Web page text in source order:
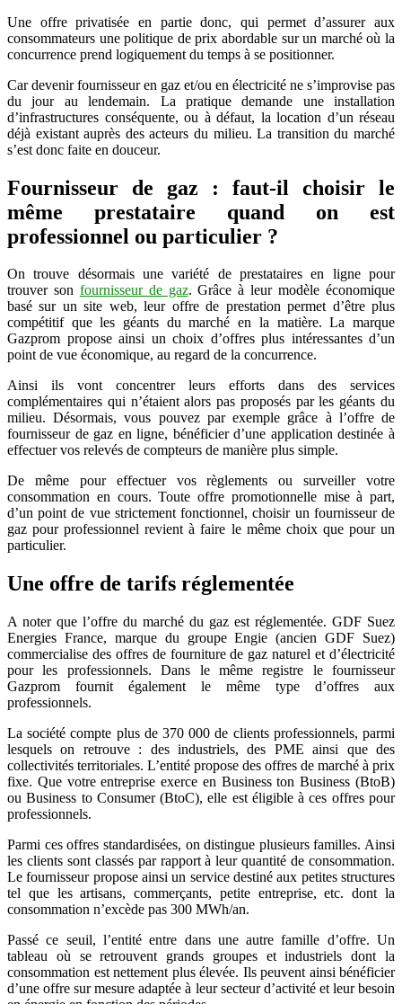
Une offre privatisée en partie donc, qui permet d’assurer aux
consommateurs une politique de prix abordable sur un marché où la
concurrence prend logiquement du temps à se positionner.
Car devenir fournisseur en gaz et/ou en électricité ne s’improvise pas
du jour au lendemain. La pratique demande une installation
d’infrastructures conséquente, ou à défaut, la location d’un réseau
déjà existant auprès des acteurs du milieu. La transition du marché
s’est donc faite en douceur.
Fournisseur de gaz : faut-il choisir le
même prestataire quand on est
professionnel ou particulier ?
On trouve désormais une variété de prestataires en ligne pour
trouver son fournisseur de gaz. Grâce à leur modèle économique
basé sur un site web, leur offre de prestation permet d’être plus
compétitif que les géants du marché en la matière. La marque
Gazprom propose ainsi un choix d’offres plus intéressantes d’un
point de vue économique, au regard de la concurrence.
Ainsi ils vont concentrer leurs efforts dans des services
complémentaires qui n’étaient alors pas proposés par les géants du
milieu. Désormais, vous pouvez par exemple grâce à l’offre de
fournisseur de gaz en ligne, bénéficier d’une application destinée à
effectuer vos relevés de compteurs de manière plus simple.
De même pour effectuer vos règlements ou surveiller votre
consommation en cours. Toute offre promotionnelle mise à part,
d’un point de vue strictement fonctionnel, choisir un fournisseur de
gaz pour professionnel revient à faire le même choix que pour un
particulier.
Une offre de tarifs réglementée
A noter que l’offre du marché du gaz est réglementée. GDF Suez
Energies France, marque du groupe Engie (ancien GDF Suez)
commercialise des offres de fourniture de gaz naturel et d’électricité
pour les professionnels. Dans le même registre le fournisseur
Gazprom fournit également le même type d’offres aux
professionnels.
La société compte plus de 370 000 de clients professionnels, parmi
lesquels on retrouve : des industriels, des PME ainsi que des
collectivités territoriales. L’entité propose des offres de marché à prix
fixe. Que votre entreprise exerce en Business ton Business (BtoB)
ou Business to Consumer (BtoC), elle est éligible à ces offres pour
professionnels.
Parmi ces offres standardisées, on distingue plusieurs familles. Ainsi
les clients sont classés par rapport à leur quantité de consommation.
Le fournisseur propose ainsi un service destiné aux petites structures
tel que les artisans, commerçants, petite entreprise, etc. dont la
consommation n’excède pas 300 MWh/an.
Passé ce seuil, l’entité entre dans une autre famille d’offre. Un
tableau où se retrouvent grands groupes et industriels dont la
consommation est nettement plus élevée. Ils peuvent ainsi bénéficier
d’une offre sur mesure adaptée à leur secteur d’activité et leur besoin